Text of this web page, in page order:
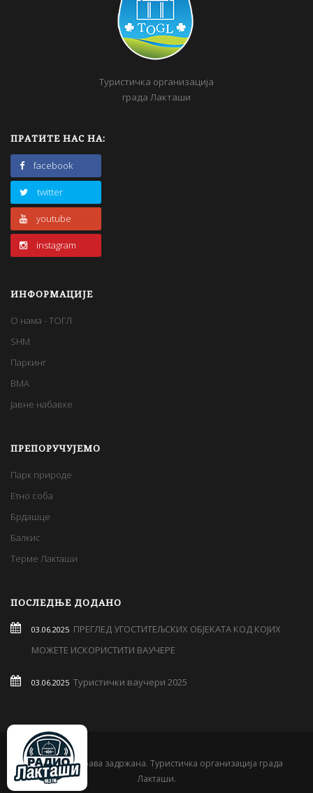
Туристичка организација
града Лакташи
ПРАТИТЕ НАС НА:
facebook
twitter
youtube
instagram
ИНФОРМАЦИЈЕ
О нама - ТОГЛ
SHM
Паркинг
BMA
Јавне набавке
ПРЕПОРУЧУЈЕМО
Парк природе
Етно соба
Брдашце
Балкис
Терме Лакташи
ПОСЛЕДЊЕ ДОДАНО
03.06.2025 ПРЕГЛЕД УГОСТИТЕЉСКИХ ОБЈЕКАТА КОД КОЈИХ
МОЖЕТЕ ИСКОРИСТИТИ ВАУЧЕРЕ
03.06.2025 Туристички ваучери 2025
© 2019 Сва права задржана. Туристичка организација града
Лакташи.